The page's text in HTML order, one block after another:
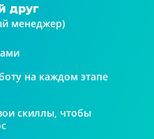
друг
менеджер)
на каждом этапе
скиллы, чтобы